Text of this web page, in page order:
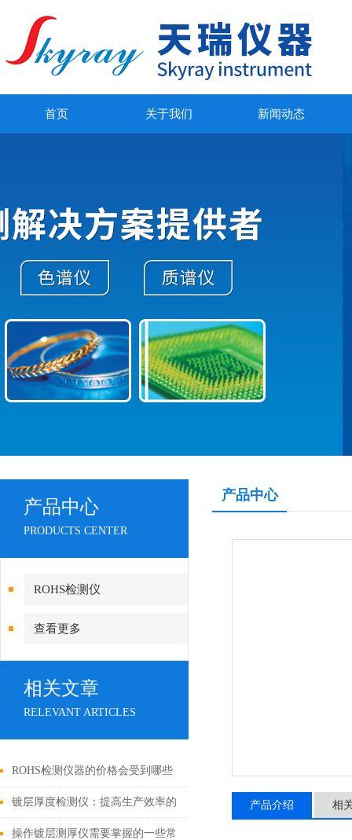
首页 关于我们 新闻动态
产品中心
PRODUCTS CENTER
ROHS检测仪
查看更多
相关文章
RELEVANT ARTICLES
ROHS检测仪器的价格会受到哪些
因素的影响
镀层厚度检测仪：提高生产效率的
有效工具
操作镀层测厚仪需要掌握的一些常
产品中心
产品介绍 相